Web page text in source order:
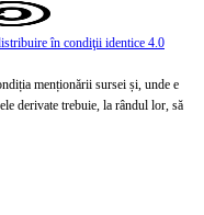
în condiţii identice 4.0
menționării sursei și, unde e
derivate trebuie, la rândul lor, să